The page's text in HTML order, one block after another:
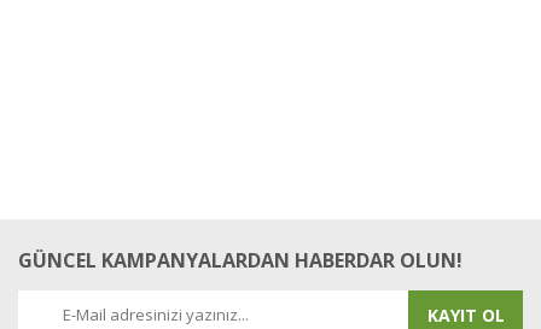
GÜNCEL KAMPANYALARDAN HABERDAR OLUN!
KAYIT OL